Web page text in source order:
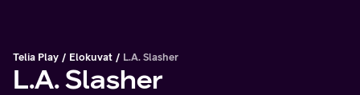
Telia Play Elokuvat L.A. Slasher
L.A. Slasher